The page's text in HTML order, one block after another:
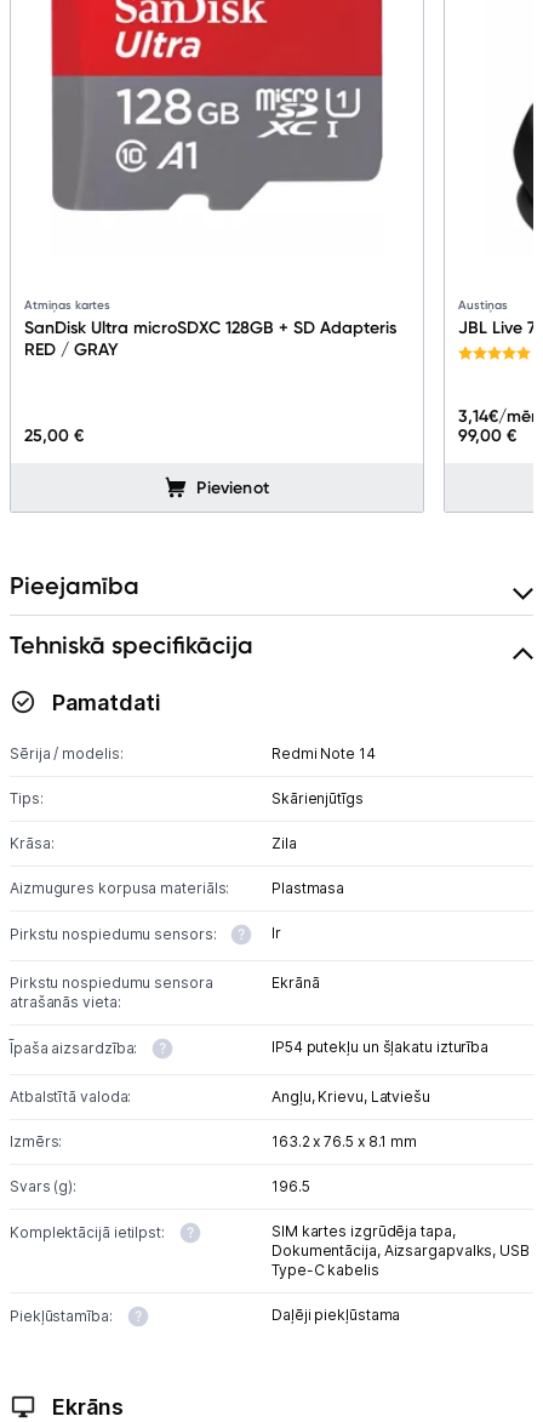
Atmiņas kartes
SanDisk Ultra microSDXC 128GB + SD Adapteris
RED / GRAY
25,00 €
Pievienot
Austiņas
JBL Live
99,00 €
3,14€/
Pieejamība
Tehniskā specifikācija
Pamatdati
Sērija / modelis: Redmi Note 14
Tips: Skārienjūtīgs
Krāsa: Zila
Aizmugures korpusa materiāls: Plastmasa
Pirkstu nospiedumu sensors: Ir
Pirkstu nospiedumu sensora
atrašanās vieta:
Ekrānā
Īpaša aizsardzība: IP54 putekļu un šļakatu izturība
Atbalstītā valoda: Angļu, Krievu, Latviešu
Izmērs: 163.2 x 76.5 x 8.1 mm
Svars (g): 196.5
Komplektācijā ietilpst:
SIM kartes izgrūdēja tapa,
Dokumentācija, Aizsargapvalks, USB
Type-C kabelis
Piekļūstamība: Daļēji piekļūstama
Ekrāns